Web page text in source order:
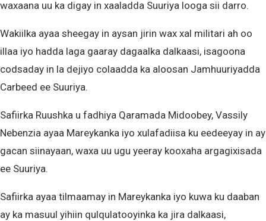
waxaana uu ka digay in xaaladda Suuriya looga sii darro.
Wakiilka ayaa sheegay in aysan jirin wax xal militari ah oo
illaa iyo hadda laga gaaray dagaalka dalkaasi, isagoona
codsaday in la dejiyo colaadda ka aloosan Jamhuuriyadda
Carbeed ee Suuriya.
Safiirka Ruushka u fadhiya Qaramada Midoobey, Vassily
Nebenzia ayaa Mareykanka iyo xulafadiisa ku eedeeyay in ay
gacan siinayaan, waxa uu ugu yeeray kooxaha argagixisada
ee Suuriya.
Safiirka ayaa tilmaamay in Mareykanka iyo kuwa ku daaban
ay ka masuul yihiin qulqulatooyinka ka jira dalkaasi,